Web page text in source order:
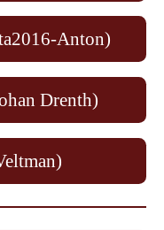
Anton)
Drenth)